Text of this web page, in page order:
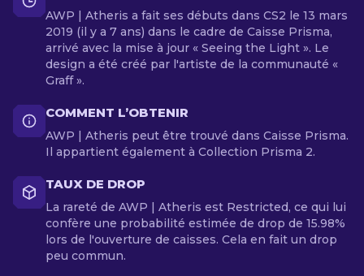
AWP | Atheris a fait ses débuts dans CS2 le 13 mars
2019 (il y a 7 ans) dans le cadre de Caisse Prisma,
arrivé avec la mise à jour « Seeing the Light ». Le
design a été créé par l'artiste de la communauté «
Graff ».
COMMENT L’OBTENIR
AWP | Atheris peut être trouvé dans Caisse Prisma.
Il appartient également à Collection Prisma 2.
TAUX DE DROP
La rareté de AWP | Atheris est Restricted, ce qui lui
confère une probabilité estimée de drop de 15.98%
lors de l'ouverture de caisses. Cela en fait un drop
peu commun.